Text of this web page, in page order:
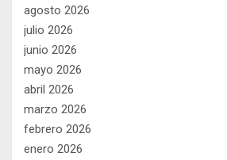
agosto 2026
julio 2026
junio 2026
mayo 2026
abril 2026
marzo 2026
febrero 2026
enero 2026